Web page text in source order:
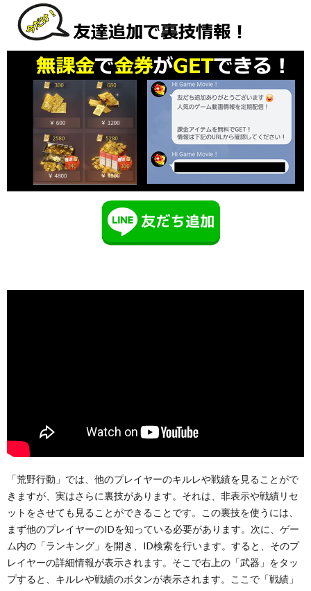
「荒野行動」では、他のプレイヤーのキルレや戦績を見ることがで
きますが、実はさらに裏技があります。それは、非表示や戦績リセ
ットをさせても見ることができることです。この裏技を使うには、
まず他のプレイヤーのIDを知っている必要があります。次に、ゲー
ム内の「ランキング」を開き、ID検索を行います。すると、そのプ
レイヤーの詳細情報が表示されます。そこで右上の「武器」をタッ
プすると、キルレや戦績のボタンが表示されます。ここで「戦績」